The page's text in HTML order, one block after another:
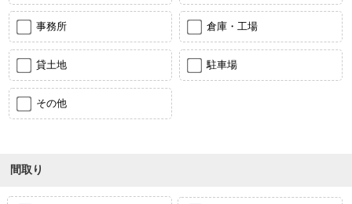
事務所 倉庫・工場
貸土地 駐車場
その他
間取り